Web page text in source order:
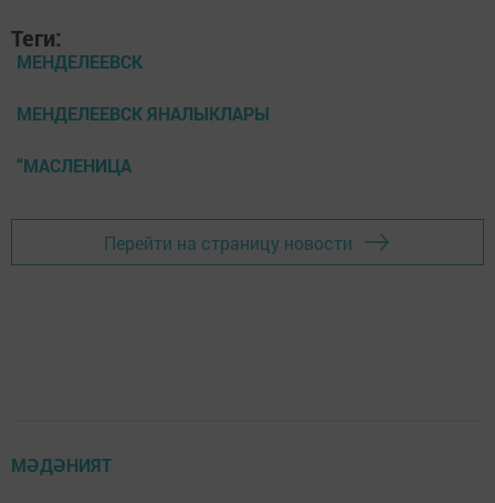
Теги:
МЕНДЕЛЕЕВСК
МЕНДЕЛЕЕВСК ЯНАЛЫКЛАРЫ
“МАСЛЕНИЦА
Перейти на страницу новости
МӘДӘНИЯТ